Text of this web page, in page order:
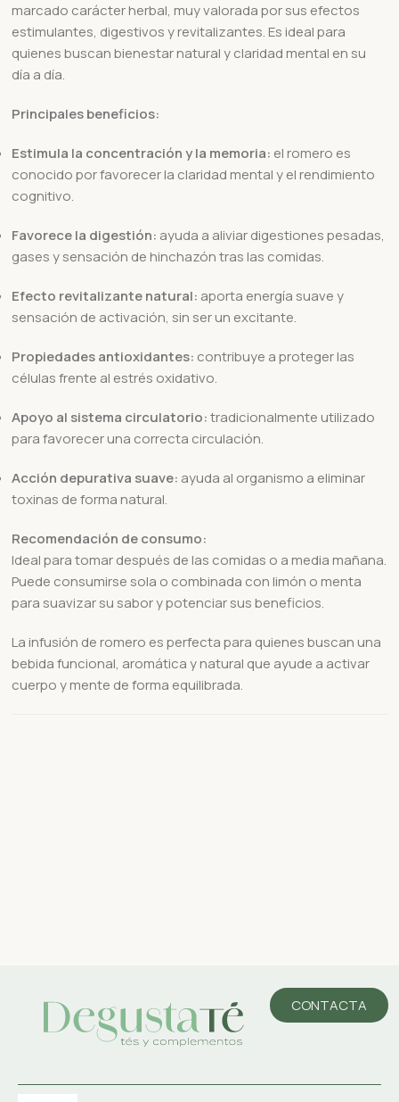
marcado carácter herbal, muy valorada por sus efectos
estimulantes, digestivos y revitalizantes. Es ideal para
quienes buscan bienestar natural y claridad mental en su
día a día.
Principales beneficios:
Estimula la concentración y la memoria: el romero es
conocido por favorecer la claridad mental y el rendimiento
cognitivo.
Favorece la digestión: ayuda a aliviar digestiones pesadas,
gases y sensación de hinchazón tras las comidas.
Efecto revitalizante natural: aporta energía suave y
sensación de activación, sin ser un excitante.
Propiedades antioxidantes: contribuye a proteger las
células frente al estrés oxidativo.
Apoyo al sistema circulatorio:tradicionalmente utilizado
para favorecer una correcta circulación.
Acción depurativa suave: ayuda al organismo a eliminar
toxinas de forma natural.
Recomendación de consumo:
Ideal para tomar después de las comidas o a media mañana.
Puede consumirse sola o combinada con limón o menta
para suavizar su sabor y potenciar sus beneficios.
La infusión de romero es perfecta para quienes buscan una
bebida funcional, aromática y natural que ayude a activar
cuerpo y mente de forma equilibrada.
CONTACTA